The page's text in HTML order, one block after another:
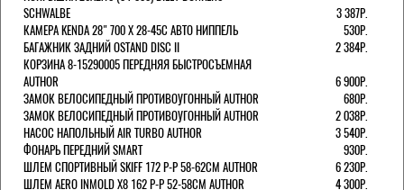
SCHWALBE
3 387Р.
КАМЕРА KENDA 28" 700 Х 28-45С АВТО НИППЕЛЬ
530Р.
БАГАЖНИК ЗАДНИЙ OSTAND DISC II
2 384Р.
КОРЗИНА 8-15290005 ПЕРЕДНЯЯ БЫСТРОСЪЕМНАЯ
AUTHOR
6 900Р.
ЗАМОК ВЕЛОСИПЕДНЫЙ ПРОТИВОУГОННЫЙ AUTHOR
680Р.
ЗАМОК ВЕЛОСИПЕДНЫЙ ПРОТИВОУГОННЫЙ AUTHOR
2 038Р.
НАСОС НАПОЛЬНЫЙ AIR TURBO AUTHOR
3 540Р.
ФОНАРЬ ПЕРЕДНИЙ SMART
930Р.
ШЛЕМ СПОРТИВНЫЙ SKIFF 172 Р-Р 58-62СМ AUTHOR
6 230Р.
ШЛЕМ AERO INMOLD X8 162 Р-Р 52-58СМ AUTHOR
4 300Р.